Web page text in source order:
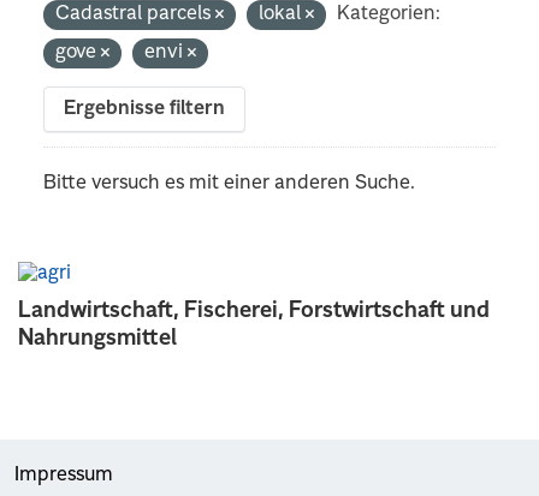
Landwirtschaft, Fischerei, Forstwirtschaft und
Nahrungsmittel
Cadastral parcels
lokal
Kategorien:
gove
envi
Ergebnisse filtern
Bitte versuch es mit einer anderen Suche.
Impressum